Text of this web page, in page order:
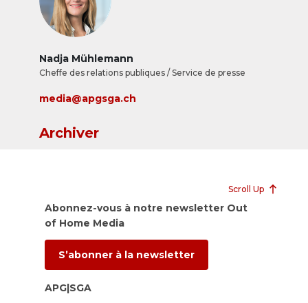
Nadja Mühlemann
Cheffe des relations publiques / Service de presse
media@apgsga.ch
Archiver
Scroll Up
Abonnez-vous à notre newsletter Out
of Home Media
S’abonner à la newsletter
APG|SGA